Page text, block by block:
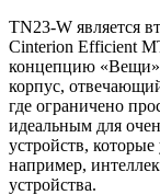
TN23-W является
Cinterion Efficient
концепцию
корпус,
где ограничено
идеальным для
устройств,
например,
устройства.